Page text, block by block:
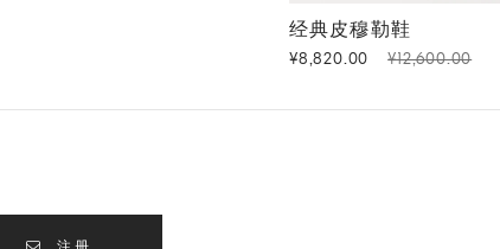
经典皮穆勒鞋 砖红色
经典皮穆勒鞋
¥8,820.00 ¥12,600.00